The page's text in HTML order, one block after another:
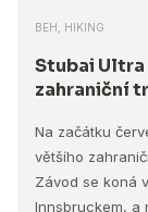
BEH, HIKING
Stubai
zahraniční
Na začátku
většího
Závod se koná
Innsbruckem, a